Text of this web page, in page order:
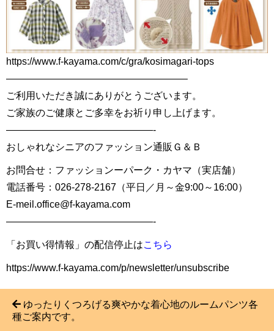
https://www.f-kayama.com/c/gra/kosimagari-tops
——————————————————–
ご利用いただき誠にありがとうございます。
ご家族のご健康とご多幸をお祈り申し上げます。
———————————————-
おしゃれなシニアのファッション通販Ｇ＆Ｂ
お問合せ：ファッションーパーク・カヤマ（実店舗）
電話番号：026-278-2167（平日／月～金9:00～16:00）
E-meil.office@f-kayama.com
———————————————-
「お買い得情報」の配信停止はこちら
https://www.f-kayama.com/p/newsletter/unsubscribe
ゆったりくつろげる爽やかな着心地のルームパンツ各
種ご案内です。